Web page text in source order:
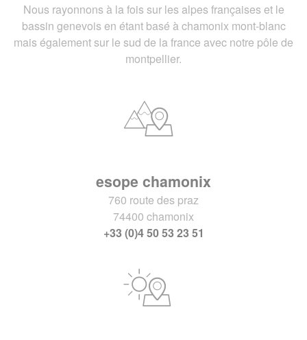
Nous rayonnons à la fois sur les alpes françaises et le
bassin genevois en étant basé à chamonix mont-blanc
mais également sur le sud de la france avec notre pôle de
montpellier.
esope chamonix
760 route des praz
74400 chamonix
+33 (0)4 50 53 23 51